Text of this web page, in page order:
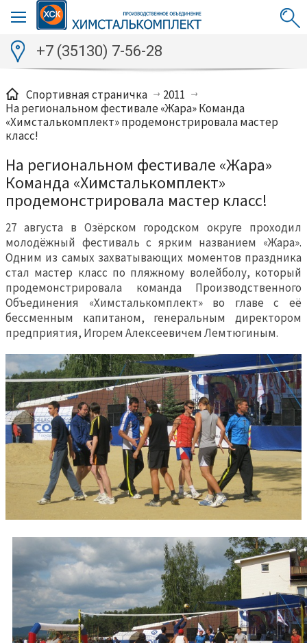
+7 (35130) 7-56-28
Спортивная страничка
2011
На региональном фестивале «Жара» Команда
«Химсталькомплект» продемонстрировала мастер
класс!
На региональном фестивале «Жара»
Команда «Химсталькомплект»
продемонстрировала мастер класс!
27 августа в Озёрском городском округе проходил
молодёжный фестиваль с ярким названием «Жара».
Одним из самых захватывающих моментов праздника
стал мастер класс по пляжному волейболу, который
продемонстрировала команда Производственного
Объединения «Химсталькомплект» во главе с её
бессменным капитаном, генеральным директором
предприятия, Игорем Алексеевичем Лемтюгиным.